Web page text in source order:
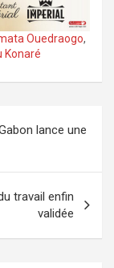
Ouedraogo,
Konaré
lance une
travail enfin
validée